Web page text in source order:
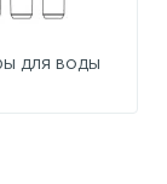
для воды